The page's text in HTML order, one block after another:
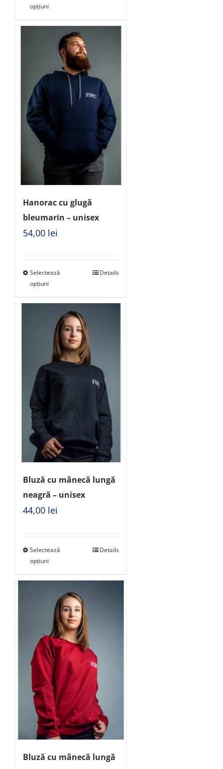
opțiuni
Hanorac cu glugă
bleumarin – unisex
54,00 lei
Selectează
opțiuni
Details
Bluză cu mânecă lungă
neagră – unisex
44,00 lei
Selectează
opțiuni
Details
Bluză cu mânecă lungă